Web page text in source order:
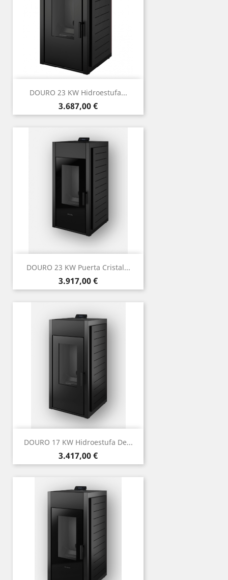
DOURO 23 KW Hidroestufa...
Precio
3.687,00 €
DOURO 23 KW Puerta Cristal...
Precio
3.917,00 €
DOURO 17 KW Hidroestufa De...
Precio
3.417,00 €